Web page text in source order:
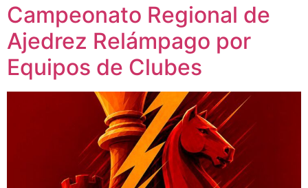
Campeonato Regional de
Ajedrez Relámpago por
Equipos de Clubes